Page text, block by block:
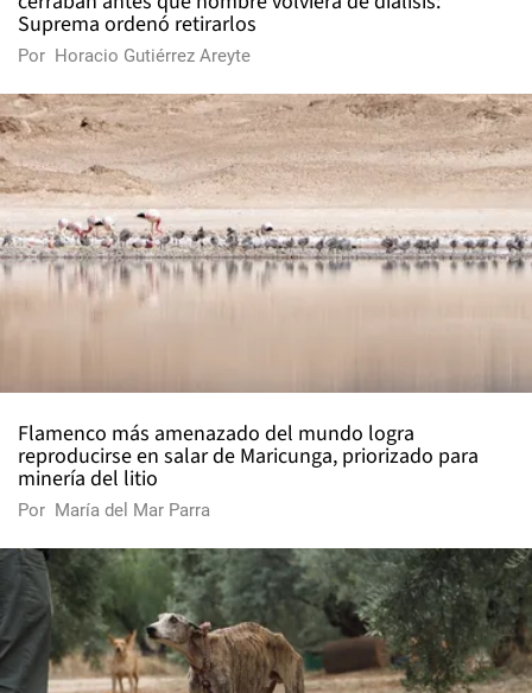
Suprema ordenó retirarlos
Por Horacio Gutiérrez Areyte
Flamenco más amenazado del mundo logra
reproducirse en salar de Maricunga, priorizado para
minería del litio
Por María del Mar Parra